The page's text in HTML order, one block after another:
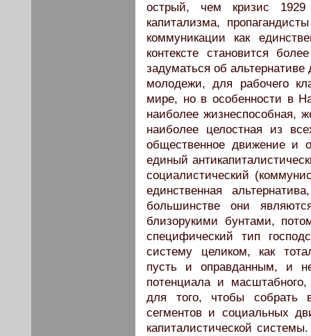
острый, чем кризис
капитализма,
коммуникации как
контексте становится
задуматься об
молодежи, для рабочего
мире, но в особенности в
наиболее жизнеспособная,
наиболее целостная из
общественное движение и
единый
социалистический
единственная
большинстве они
близорукими бунтами,
специфический тип
систему целиком, как
пусть и оправданным, и
потенциала и масштабного,
для того, чтобы собрать
сегментов и социальных
капиталистической